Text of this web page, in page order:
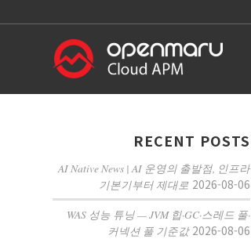
RECENT POSTS
AI Native News | AI 운영의 출발점, 인프라
기본기부터 제대로 2026-08-06
WAS 성능 튜닝 — JVM 힙·GC·스레드 풀·
커넥션 풀 기준값 2026-08-06